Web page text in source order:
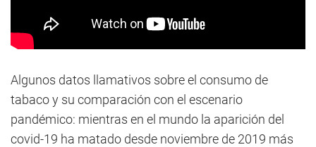
Algunos datos llamativos sobre el consumo de
tabaco y su comparación con el escenario
pandémico: mientras en el mundo la aparición del
covid-19 ha matado desde noviembre de 2019 más